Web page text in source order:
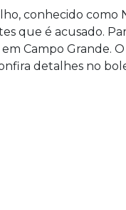
conhecido como
que é acusado.
Campo Grande.
detalhes no